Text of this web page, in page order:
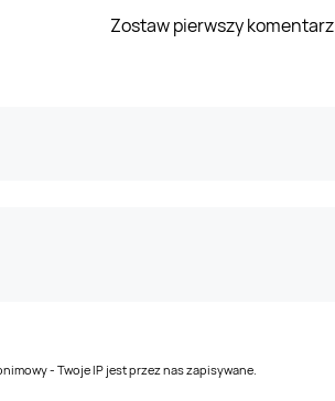
Zostaw pierwszy komentarz
- Twoje IP jest przez nas zapisywane.